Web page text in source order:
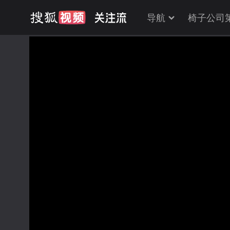
导航 椅子公司